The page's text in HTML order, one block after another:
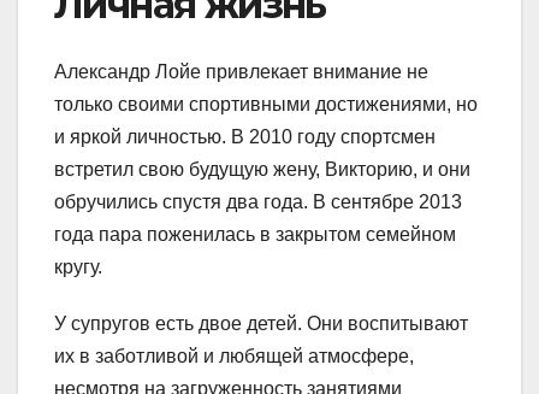
Александр Лойе привлекает внимание не
только своими спортивными достижениями, но
и яркой личностью. В 2010 году спортсмен
встретил свою будущую жену, Викторию, и они
обручились спустя два года. В сентябре 2013
года пара поженилась в закрытом семейном
кругу.
У супругов есть двое детей. Они воспитывают
их в заботливой и любящей атмосфере,
несмотря на загруженность занятиями